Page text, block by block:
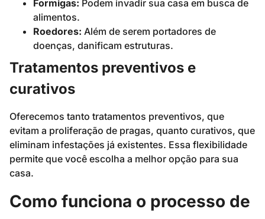
Formigas: Podem invadir sua casa em busca de
alimentos.
Roedores: Além de serem portadores de
doenças, danificam estruturas.
Tratamentos preventivos e
curativos
Oferecemos tanto tratamentos preventivos, que
evitam a proliferação de pragas, quanto curativos, que
eliminam infestações já existentes. Essa flexibilidade
permite que você escolha a melhor opção para sua
casa.
Como funciona o processo de